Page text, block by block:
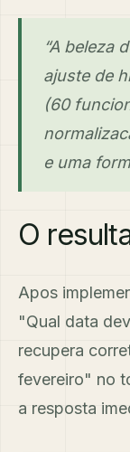
“A beleza
ajuste de
(60
e uma
O
Apos
"Qual data
recupera
fevereiro" no
a resposta